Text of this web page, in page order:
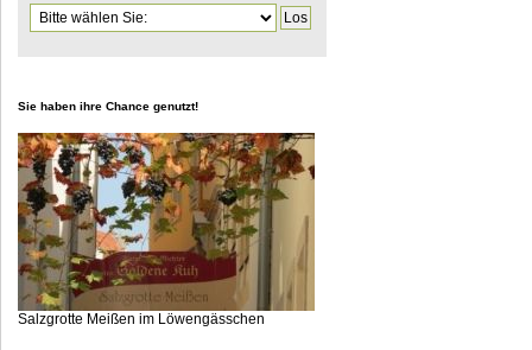
Zielseite
Sie haben ihre Chance genutzt!
Salzgrotte Meißen im Löwengässchen